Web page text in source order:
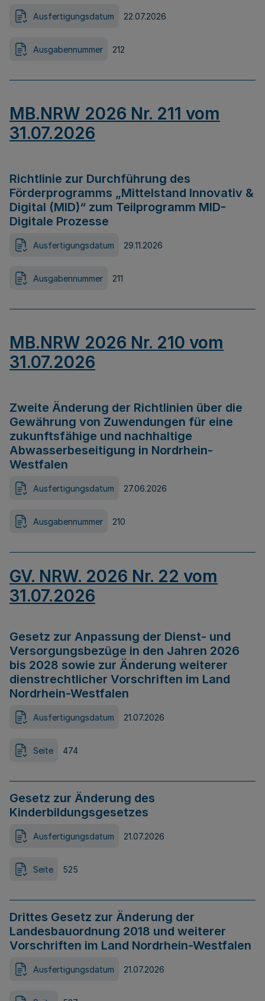
Ausfertigungsdatum 22.07.2026
Ausgabennummer 212
MB.NRW 2026 Nr. 211 vom
31.07.2026
Richtlinie zur Durchführung des
Förderprogramms „Mittelstand Innovativ &
Digital (MID)“ zum Teilprogramm MID-
Digitale Prozesse
Ausfertigungsdatum 29.11.2026
Ausgabennummer 211
MB.NRW 2026 Nr. 210 vom
31.07.2026
Zweite Änderung der Richtlinien über die
Gewährung von Zuwendungen für eine
zukunftsfähige und nachhaltige
Abwasserbeseitigung in Nordrhein-
Westfalen
Ausfertigungsdatum 27.06.2026
Ausgabennummer 210
GV. NRW. 2026 Nr. 22 vom
31.07.2026
Gesetz zur Anpassung der Dienst- und
Versorgungsbezüge in den Jahren 2026
bis 2028 sowie zur Änderung weiterer
dienstrechtlicher Vorschriften im Land
Nordrhein-Westfalen
Ausfertigungsdatum 21.07.2026
Seite 474
Gesetz zur Änderung des
Kinderbildungsgesetzes
Ausfertigungsdatum 21.07.2026
Seite 525
Drittes Gesetz zur Änderung der
Landesbauordnung 2018 und weiterer
Vorschriften im Land Nordrhein-Westfalen
Ausfertigungsdatum 21.07.2026